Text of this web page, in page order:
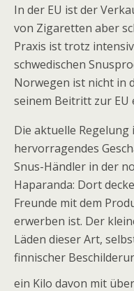
In der EU ist der
von Zigaretten aber
Praxis ist trotz
schwedischen
Norwegen ist nicht in
seinem Beitritt zur EU
Die aktuelle
hervorragendes
Snus-Händler in der
Haparanda: Dort
Freunde mit dem
erwerben ist. Der
Läden dieser Art,
finnischer
ein Kilo davon mit